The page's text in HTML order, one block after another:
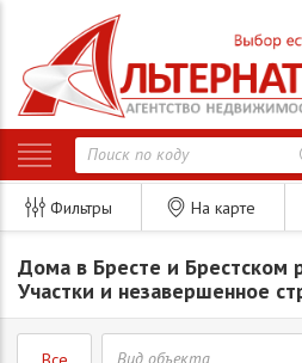
Фильтры На карте
Дома в Бресте и Брестском
Участки и незавершенное